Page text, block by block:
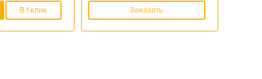
В 1 клик Заказать